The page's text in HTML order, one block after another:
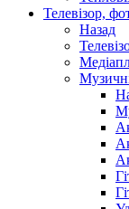
Телевізор,
Назад